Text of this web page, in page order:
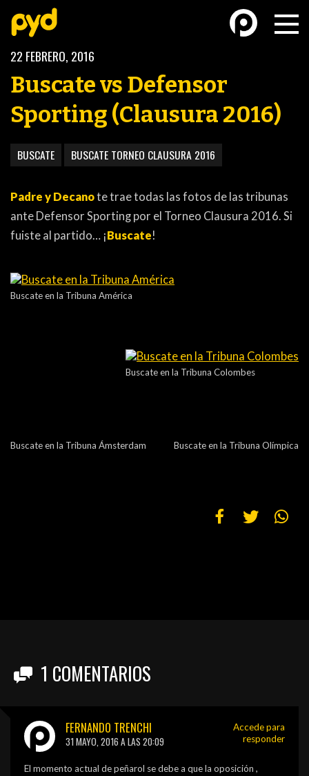
BASKETBALL FÚTBOL FEMENINO
FUTSAL
CONTENIDOS
EDITORIALES
ATLETISMO
HANDBALL
MÁS DE PYD
22 FEBRERO, 2016
Buscate vs Defensor
Sporting (Clausura 2016)
BUSCATE BUSCATE TORNEO CLAUSURA 2016
Padre y Decanote trae todas las fotos de las tribunas
ante Defensor Sporting por el Torneo Clausura 2016. Si
fuiste al partido… ¡Buscate!
Buscate en la Tribuna América
Buscate en la Tribuna Colombes
Buscate en la Tribuna Ámsterdam Buscate en la Tribuna Olímpica
1 COMENTARIOS
FERNANDO TRENCHI
31 MAYO, 2016 A LAS 20:09
El momento actual de peñarol se debe a que la oposición ,
Accede para
responder